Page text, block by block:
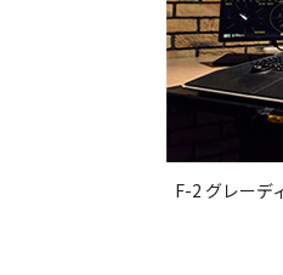
F-2 グレーデ